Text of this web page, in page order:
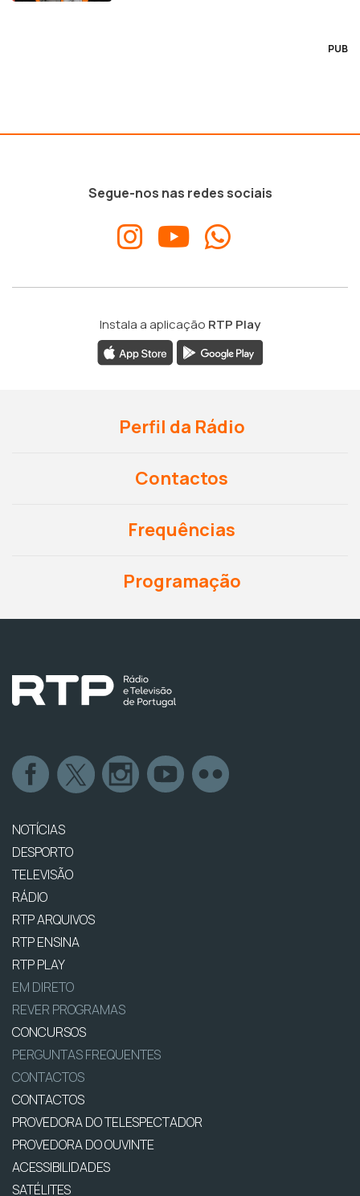
PUB
Segue-nos nas redes sociais
Instala a aplicação RTP Play
Perfil da Rádio
Contactos
Frequências
Programação
NOTÍCIAS
DESPORTO
TELEVISÃO
RÁDIO
RTP ARQUIVOS
RTP ENSINA
RTP PLAY
EM DIRETO
REVER PROGRAMAS
CONCURSOS
PERGUNTAS FREQUENTES
CONTACTOS
CONTACTOS
PROVEDORA DO TELESPECTADOR
PROVEDORA DO OUVINTE
ACESSIBILIDADES
SATÉLITES